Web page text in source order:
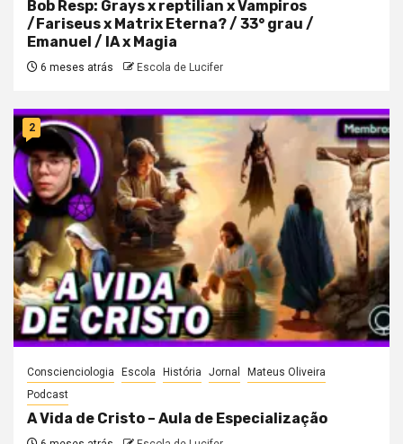
Bob Resp: Grays x reptilian x Vampiros
/Fariseus x Matrix Eterna? / 33° grau /
Emanuel / IA x Magia
6 meses atrás Escola de Lucifer
2
Conscienciologia Escola História Jornal
Mateus Oliveira
Podcast
A Vida de Cristo – Aula de Especialização